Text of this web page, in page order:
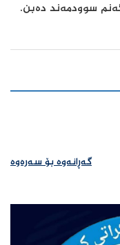
سوودمەند دەبن.
گەڕانەوە بۆ سەرەوە